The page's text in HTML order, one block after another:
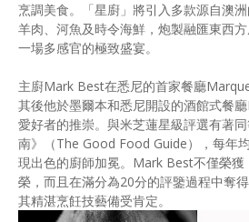
烹調美食。「星廚」將引入多款源自澳洲
羊肉、河魚及時令海鮮，炮製融匯東西
一場多感官的極致盛宴。
主廚Mark Best在悉尼的首家餐廳
其後他於墨爾本和悉尼開設的酒館式餐
愛好者的推崇。與米芝蓮星級評選有著
南》（The Good Food Guide），每年
現出色的廚師加冕。Mark Best不僅榮
榮，而且在滿分為20分的評鑒過程中奪
其精湛烹飪技藝備受肯定。